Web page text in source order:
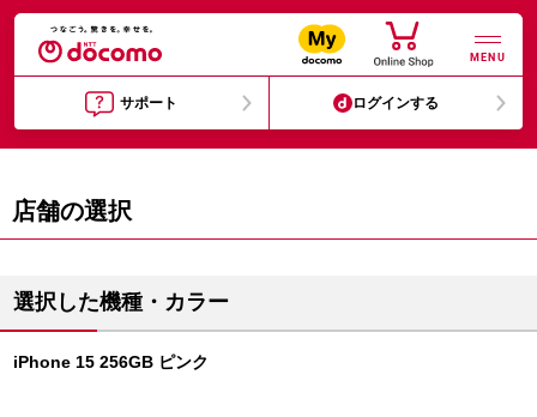
MENU
サポート ログインする
店舗の選択
選択した機種・カラー
iPhone 15 256GB ピンク